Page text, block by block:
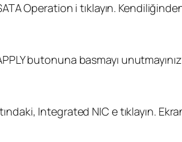
Operation i tıklayın.
butonuna basmayı
Integrated NIC e tıklayın.